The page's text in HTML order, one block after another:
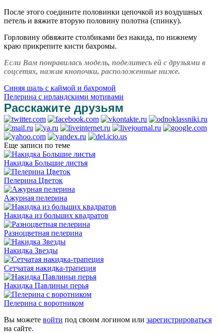
После этого соедините половинки цепочкой из воздушных
петель и вяжите вторую половину полотна (спинку).
Горловину обвяжите столбиками без накида, по нижнему
краю прикрепите кисти бахромы.
Если Вам понравилась модель, поделитесь ей с друзьями в
соцсетях, нажав кнопочки, расположенные ниже.
Синяя шаль с каймой и бахромой
Пелерина с ирландскими мотивами
Расскажите друзьям
Еще записи по теме
Накидка Большие листья
Пелерина Цветок
Ажурная пелерина
Накидка из больших квадратов
Разноцветная пелерина
Накидка Звезды
Сетчатая накидка-трапеция
Накидка Павлиньи перья
Пелерина с воротником
Вы можете войти под своим логином или зарегистрироваться
на сайте.